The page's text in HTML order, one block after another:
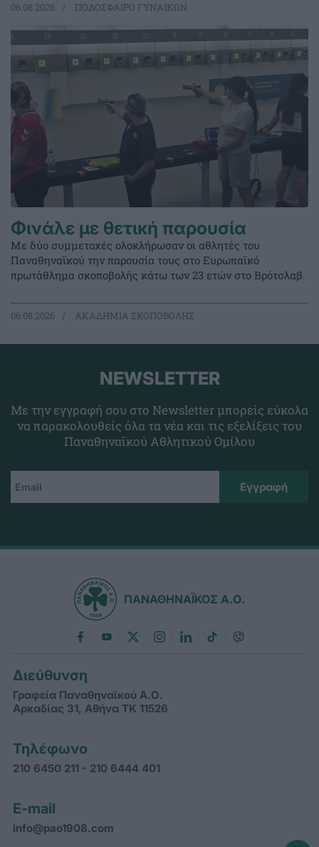
06.08.2026 ΠΟΔΟΣΦΑΙΡΟ ΓΥΝΑΙΚΩΝ
Φινάλε με θετική παρουσία
Με δύο συμμετοχές ολοκλήρωσαν οι αθλητές του
Παναθηναϊκού την παρουσία τους στο Ευρωπαϊκό
πρωτάθλημα σκοποβολής κάτω των 23 ετών στο Βρότσλαβ.
06.08.2026 ΑΚΑΔΗΜΙΑ ΣΚΟΠΟΒΟΛΗΣ
NEWSLETTER
Με την εγγραφή σου στο Newsletter μπορείς εύκολα
να παρακολουθείς όλα τα νέα και τις εξελίξεις του
Παναθηναϊκού Αθλητικού Ομίλου
ΠΑΝΑΘΗΝΑΪΚΟΣ Α.Ο.
Διεύθυνση
Γραφεία Παναθηναϊκού Α.Ο.
Αρκαδίας 31, Αθήνα ΤΚ 11526
Τηλέφωνο
210 6450 211 - 210 6444 401
E-mail
info@pao1908.com